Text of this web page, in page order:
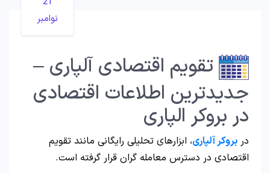
نوامبر
تقویم اقتصادی آلپاری –
جدیدترین اطلاعات اقتصادی
در بروکر الپاری
در بروکر آلپاری، ابزارهای تحلیلی رایگانی مانند تقویم
اقتصادی در دسترس معامله گران قرار گرفته است.